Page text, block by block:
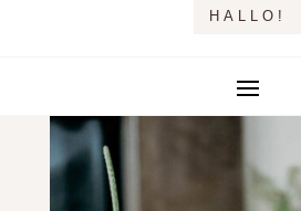
HALLO!